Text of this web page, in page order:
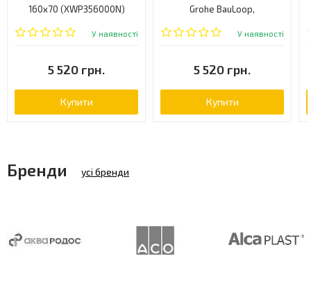
160x70 (XWP356000N)
У наявності
5 520 грн.
Купити
Grohe BauLoop,
одноважільний, хром
У наявності
5 520 грн.
Купити
Бренди усі бренди